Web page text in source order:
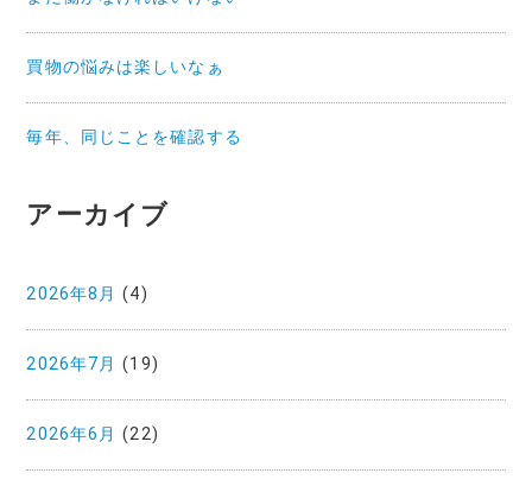
買物の悩みは楽しいなぁ
毎年、同じことを確認する
アーカイブ
2026年8月 (4)
2026年7月 (19)
2026年6月 (22)